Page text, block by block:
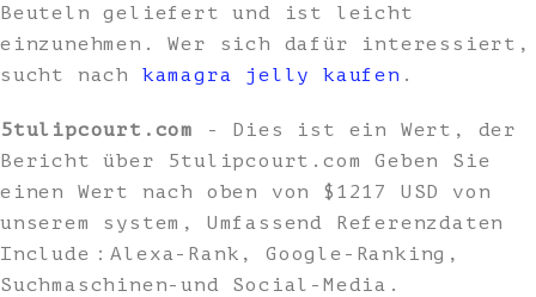
Beuteln geliefert und ist leicht
einzunehmen. Wer sich dafür interessiert,
sucht nach kamagra jelly kaufen .
5tulipcourt.com
- Dies ist ein Wert, der
Bericht über 5tulipcourt.com Geben Sie
einen Wert nach oben von $1217 USD von
unserem system, Umfassend Referenzdaten
Include：Alexa-Rank, Google-Ranking,
Suchmaschinen-und Social-Media.